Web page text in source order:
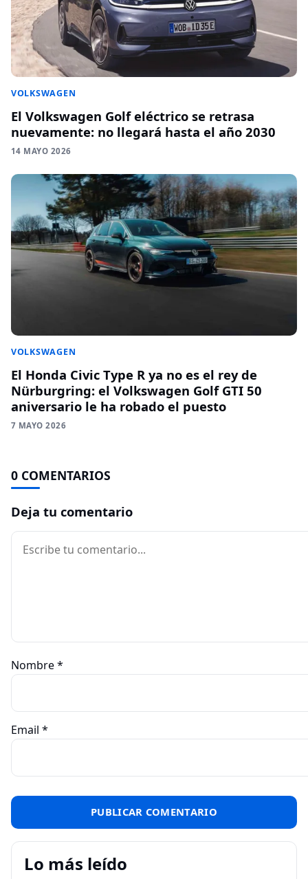
VOLKSWAGEN
El Volkswagen Golf eléctrico se retrasa
nuevamente: no llegará hasta el año 2030
14 MAYO 2026
VOLKSWAGEN
El Honda Civic Type R ya no es el rey de
Nürburgring: el Volkswagen Golf GTI 50
aniversario le ha robado el puesto
7 MAYO 2026
0 COMENTARIOS
Deja tu comentario
Comentario
Nombre*
Email *
Lo más leído